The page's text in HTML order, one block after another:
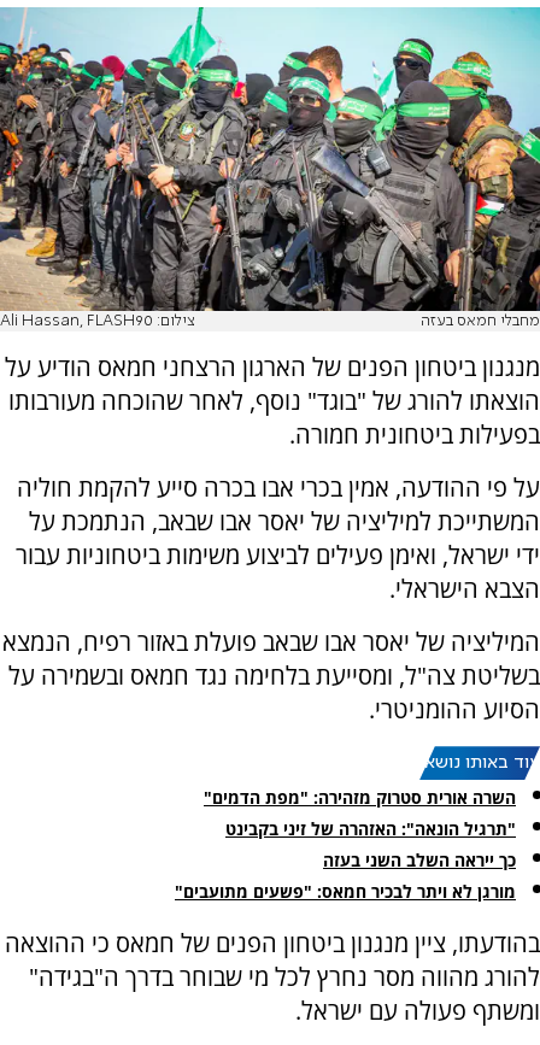
מחבלי חמאס בעזה צילום: Ali Hassan, FLASH90
מנגנון ביטחון הפנים של הארגון הרצחני חמאס הודיע על
הוצאתו להורג של "בוגד" נוסף, לאחר שהוכחה מעורבותו
בפעילות ביטחונית חמורה.
על פי ההודעה, אמין בכרי אבו בכרה סייע להקמת חוליה
המשתייכת למיליציה של יאסר אבו שבאב, הנתמכת על
ידי ישראל, ואימן פעילים לביצוע משימות ביטחוניות עבור
הצבא הישראלי.
המיליציה של יאסר אבו שבאב פועלת באזור רפיח, הנמצא
בשליטת צה"ל, ומסייעת בלחימה נגד חמאס ובשמירה על
הסיוע ההומניטרי.
עוד באותו נושא:
השרה אורית סטרוק מזהירה: "מפת הדמים"
"תרגיל הונאה": האזהרה של זיני בקבינט
כך ייראה השלב השני בעזה
מורגן לא ויתר לבכיר חמאס: "פשעים מתועבים"
בהודעתו, ציין מנגנון ביטחון הפנים של חמאס כי ההוצאה
להורג מהווה מסר נחרץ לכל מי שבוחר בדרך ה"בגידה"
ומשתף פעולה עם ישראל.